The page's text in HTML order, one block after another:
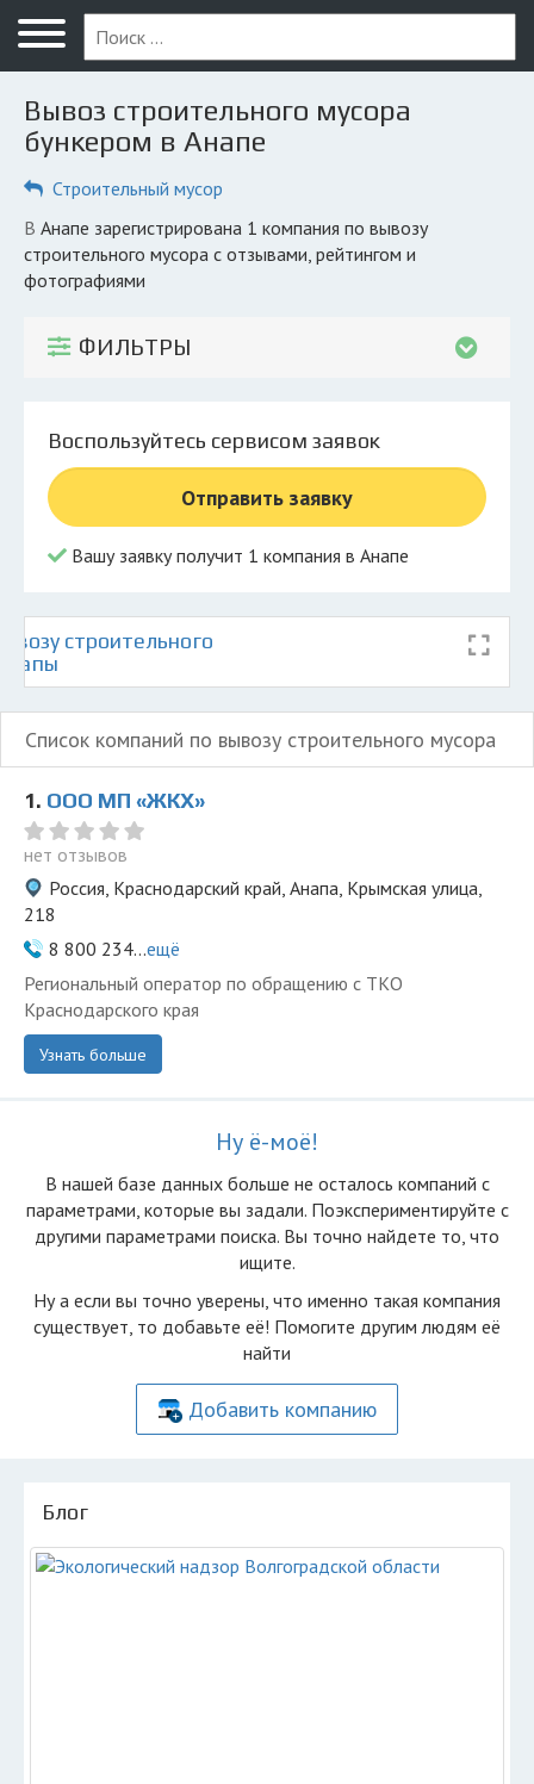
Меню
Главная
Вопрос юристу
Компании
КОМПАНИЯМ
© 2026 Все права защищены
Вывоз строительного мусора
бункером в Анапе
Строительный мусор
в Анапе зарегистрирована 1 компания по вывозу
строительного мусора с отзывами, рейтингом и
фотографиями
ФИЛЬТРЫ
Воспользуйтесь сервисом заявок
Отправить заявку
Вашу заявку получит 1 компания в Анапе
строительного
Список компаний по вывозу строительного мусора
1. ООО МП «ЖКХ»
нет отзывов
Россия, Краснодарский край, Анапа, Крымская улица,
218
8 800 234...ещё
Региональный оператор по обращению с ТКО
Краснодарского края
Узнать больше
Ну ё-моё!
В нашей базе данных больше не осталоcь компаний с
параметрами, которые вы задали. Поэкспериментируйте с
другими параметрами поиска. Вы точно найдете то, что
ищите.
Ну а если вы точно уверены, что именно такая компания
существует, то добавьте её! Помогите другим людям её
найти
Добавить компанию
Блог